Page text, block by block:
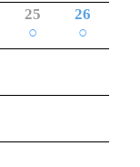
25
○
26
○